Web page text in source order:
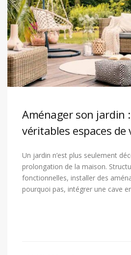
Aménager son jardin
véritables espaces de
Un jardin n’est plus seulement
prolongation de la maison.
fonctionnelles, installer des
pourquoi pas, intégrer une cave